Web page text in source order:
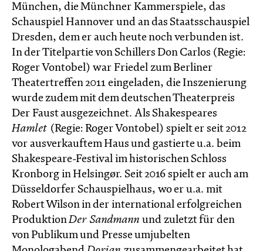
München, die Münchner Kammerspiele, das
Schauspiel Hannover und an das Staatsschauspiel
Dresden, dem er auch heute noch verbunden ist.
In der Titelpartie von Schillers Don Carlos (Regie:
Roger Vontobel) war Friedel zum Berliner
Theatertreffen 2011 eingeladen, die Inszenierung
wurde zudem mit dem deutschen Theaterpreis
Der Faust ausgezeichnet. Als Shakespeares
Hamlet (Regie: Roger Vontobel) spielt er seit 2012
vor ausverkauftem Haus und gastierte u.a. beim
Shakespeare-Festival im historischen Schloss
Kronborg in Helsingør. Seit 2016 spielt er auch am
Düsseldorfer Schauspielhaus, wo er u.a. mit
Robert Wilson in der international erfolgreichen
ProduktionDer Sandmann und zuletzt für den
von Publikum und Presse umjubelten